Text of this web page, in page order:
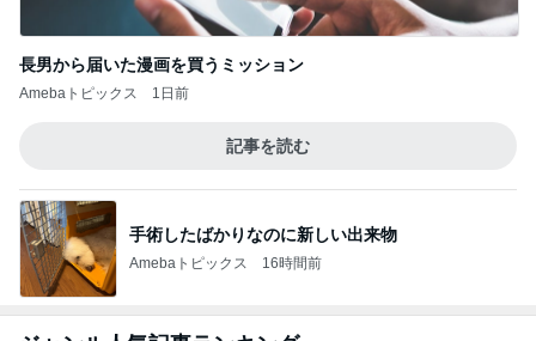
長男から届いた漫画を買うミッション
Amebaトピックス 1日前
記事を読む
手術したばかりなのに新しい出来物
Amebaトピックス 16時間前